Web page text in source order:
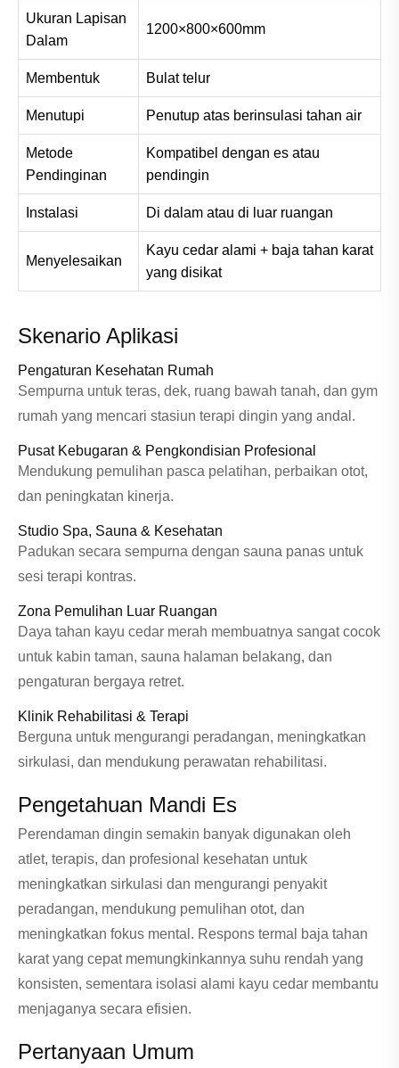
Ukuran Lapisan
Dalam
1200×800×600mm
Membentuk Bulat telur
Menutupi Penutup atas berinsulasi tahan air
Metode
Pendinginan
Kompatibel dengan es atau
pendingin
Instalasi Di dalam atau di luar ruangan
Menyelesaikan
Kayu cedar alami + baja tahan karat
yang disikat
Skenario Aplikasi
Pengaturan Kesehatan Rumah
Sempurna untuk teras, dek, ruang bawah tanah, dan gym
rumah yang mencari stasiun terapi dingin yang andal.
Pusat Kebugaran & Pengkondisian Profesional
Mendukung pemulihan pasca pelatihan, perbaikan otot,
dan peningkatan kinerja.
Studio Spa, Sauna & Kesehatan
Padukan secara sempurna dengan sauna panas untuk
sesi terapi kontras.
Zona Pemulihan Luar Ruangan
Daya tahan kayu cedar merah membuatnya sangat cocok
untuk kabin taman, sauna halaman belakang, dan
pengaturan bergaya retret.
Klinik Rehabilitasi & Terapi
Berguna untuk mengurangi peradangan, meningkatkan
sirkulasi, dan mendukung perawatan rehabilitasi.
Pengetahuan Mandi Es
Perendaman dingin semakin banyak digunakan oleh
atlet, terapis, dan profesional kesehatan untuk
meningkatkan sirkulasi dan mengurangi penyakit
peradangan, mendukung pemulihan otot, dan
meningkatkan fokus mental. Respons termal baja tahan
karat yang cepat memungkinkannya suhu rendah yang
konsisten, sementara isolasi alami kayu cedar membantu
menjaganya secara efisien.
Pertanyaan Umum